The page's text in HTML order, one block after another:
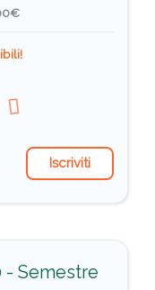
Iscriviti
- Semestre